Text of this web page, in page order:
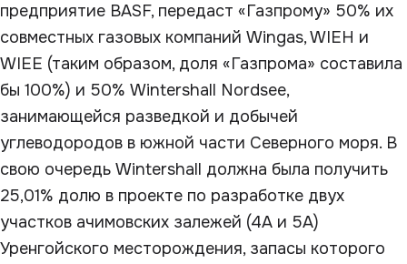
предприятие BASF, передаст «Газпрому» 50% их
совместных газовых компаний Wingas, WIEH и
WIEE (таким образом, доля «Газпрома» составила
бы 100%) и 50% Wintershall Nordsee,
занимающейся разведкой и добычей
углеводородов в южной части Северного моря. В
свою очередь Wintershall должна была получить
25,01% долю в проекте по разработке двух
участков ачимовских залежей (4А и 5А)
Уренгойского месторождения, запасы которого